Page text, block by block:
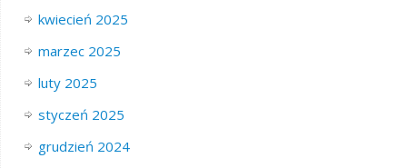
kwiecień 2025
marzec 2025
luty 2025
styczeń 2025
grudzień 2024